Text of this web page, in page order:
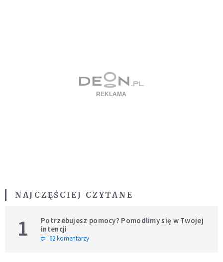
NAJCZĘŚCIEJ CZYTANE
1
Potrzebujesz pomocy? Pomodlimy się w Twojej
intencji
62 komentarzy